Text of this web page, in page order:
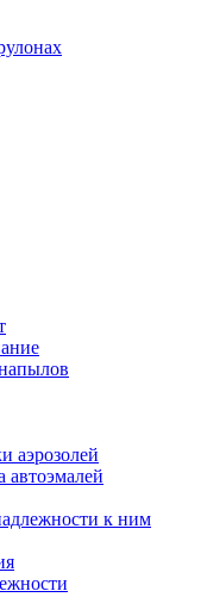
аэрозолей
автоэмалей
к ним